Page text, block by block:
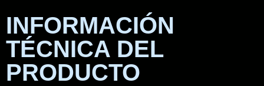
INFORMACIÓN
TÉCNICA DEL
PRODUCTO